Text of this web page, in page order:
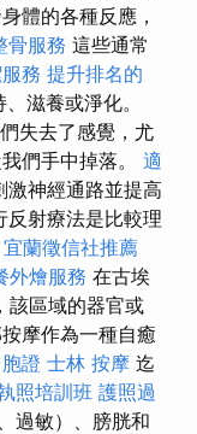
體的各種反應，
骨服務 這些通常
務 提升排名的
滋養或淨化。
失去了感覺，尤
們手中掉落。 適
激神經通路並提高
反射療法是比較理
宜蘭徵信社推薦
外燴服務 在古埃
該區域的器官或
摩作為一種自癒
證 士林 按摩 迄
照培訓班 護照過
過敏）、膀胱和